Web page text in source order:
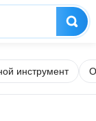
инструмент